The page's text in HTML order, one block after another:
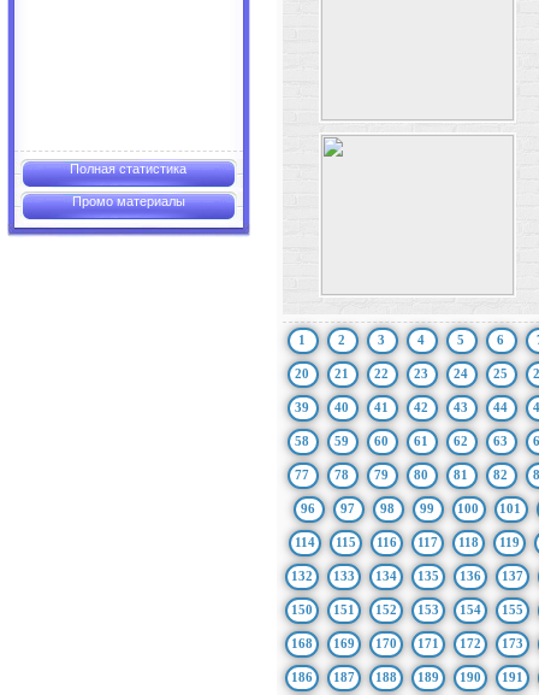
Полная статистика
Промо материалы
1 2 3 4 5 6
20 21 22 23 24 25
39 40 41 42 43 44
58 59 60 61 62 63
77 78 79 80 81 82
96 97 98 99 100 101
114 115 116 117 118 119
132 133 134 135 136 137
150 151 152 153 154 155
168 169 170 171 172 173
186 187 188 189 190 191